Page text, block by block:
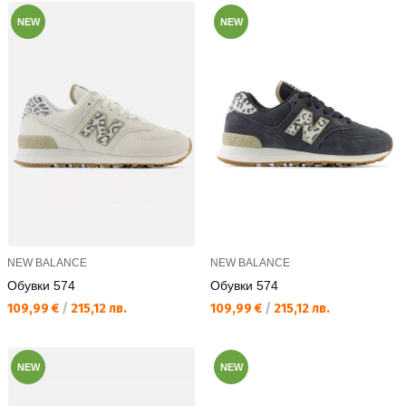
NEW
NEW BALANCE
Обувки 574
Текуща цена:
109,99 € / 215,12 лв.
NEW
NEW BALANCE
Обувки 574
Текуща цена:
109,99 € / 215,12 лв.
NEW NEW